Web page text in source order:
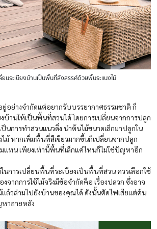
นระเบียงบ้านเป็นพื้นที่สังสรรค์ด้วยพื้นระแนงไม้
ย่างจำกัดแต่อยากรับบรรยากาศธรรมชาติ ก็
บ้านให้เป็นพื้นที่สวนได้ โดยการเปลี่ยนจากการปลูก
นการทำสวนแนวดิ่ง นำต้นไม้ขนาดเล็กมาปลูกใน
ม้ หากเพิ่มพื้นที่สีเขียวมากขึ้นก็เปลี่ยนจากปลูก
แทน เพียงเท่านี้พื้นที่เล็กแค่ไหนก็ไม่ใช่ปัญหาอีก
นการเปลี่ยนพื้นที่ระเบียงเป็นพื้นที่สวน ควรเลือกใช้
งจากการใช้ไม้จริงมีข้อจำกัดคือ เรื่องปลวก ซึ่งอาจ
แล้วล่ามไปยังบ้านของคุณได้ ดังนั้นตัดไฟเสียแต่ต้น
าภายหลัง